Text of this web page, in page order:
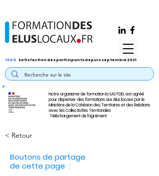
Notre organisme de formation la SAS FDEL est agréé
pour dispenser des formations aux élus locaux par le
Ministère de la Cohésion des Territoires et des Relations
avec les Collectivités Territoriales
Téléchargement de l'agrément
100% Satisfaction des participants depuis septembre 2021
< Retour
Boutons de partage
de cette page :